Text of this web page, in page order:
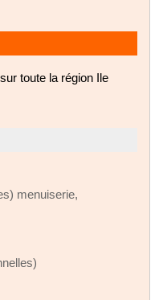
toute la région Ile
menuiserie,